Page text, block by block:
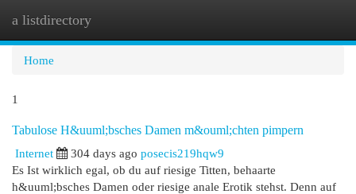
a listdirectory
Home
1
Tabulose H&uuml;bsches Damen m&ouml;chten pimpern
Internet
304 days ago posecis219hqw9
Es Ist wirklich egal, ob du auf riesige Titten, behaarte
h&uuml;bsches Damen oder riesige anale Erotik stehst. Denn auf